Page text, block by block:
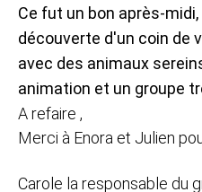
Ce fut un bon après-
découverte d'un coin de
avec des animaux
animation et un groupe
A refaire ,
Merci à Enora et Julien
Carole la responsable du